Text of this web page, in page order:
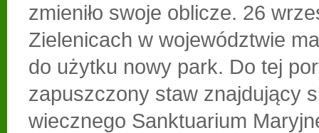
zmieniło swoje oblicze. 26
Zielenicach w województwie
do użytku nowy park. Do tej
zapuszczony staw znajdujący
wiecznego Sanktuarium